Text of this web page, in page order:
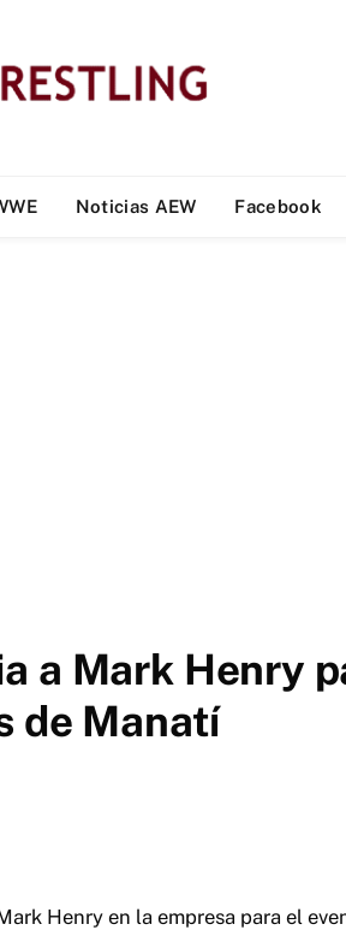
Noticias AEW Facebook
a Mark Henry
de Manatí
Henry en la empresa para el